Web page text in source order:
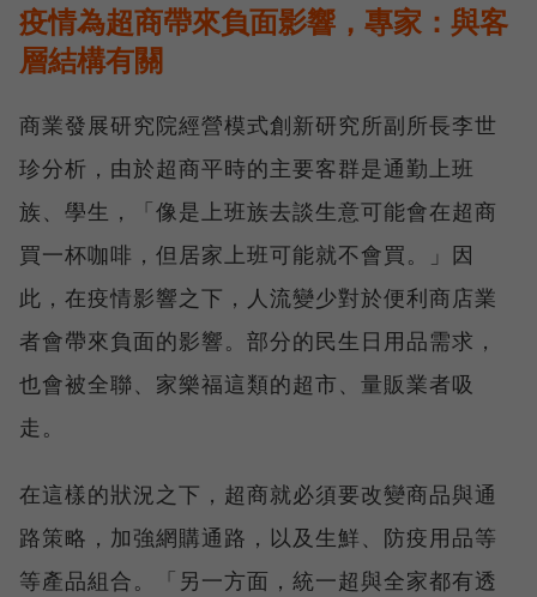
疫情為超商帶來負面影響，專家：與客
層結構有關
商業發展研究院經營模式創新研究所副所長李世
珍分析，由於超商平時的主要客群是通勤上班
族、學生，「像是上班族去談生意可能會在超商
買一杯咖啡，但居家上班可能就不會買。」因
此，在疫情影響之下，人流變少對於便利商店業
者會帶來負面的影響。部分的民生日用品需求，
也會被全聯、家樂福這類的超市、量販業者吸
走。
在這樣的狀況之下，超商就必須要改變商品與通
路策略，加強網購通路，以及生鮮、防疫用品等
等產品組合。「另一方面，統一超與全家都有透